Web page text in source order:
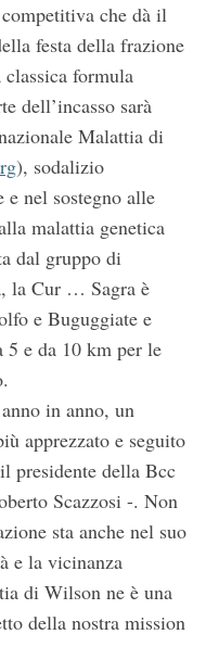
che dà il
festa della frazione
formula
dell’incasso sarà
Malattia di
), sodalizio
nel sostegno alle
malattia genetica
dal gruppo di
la Cur … Sagra è
e Buguggiate e
5 e da 10 km per le
in anno, un
apprezzato e seguito
presidente della Bcc
Scazzosi -. Non
sta anche nel suo
e la vicinanza
di Wilson ne è una
della nostra mission